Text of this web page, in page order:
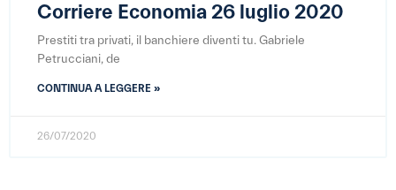
Corriere Economia 26 luglio 2020
Prestiti tra privati, il banchiere diventi tu. Gabriele
Petrucciani, de
CONTINUA A LEGGERE »
26/07/2020